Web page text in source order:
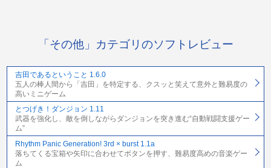
「その他」カテゴリのソフトレビュー
吉田であるということ 1.6.0
五人の棒人間から「吉田」を特定する、クスッと笑えて意外と難易度の
高いミニゲーム
とつげき！ダンジョン 1.11
武器を強化し、敵を倒しながらダンジョンを突き進む“自動戦闘支援ゲー
ム”
Rhythm Panic Generation! 3rd × burst 1.1a
落ちてくる宝箱や矢印に合わせてボタンを押す、難易度高めの音楽ゲー
ム